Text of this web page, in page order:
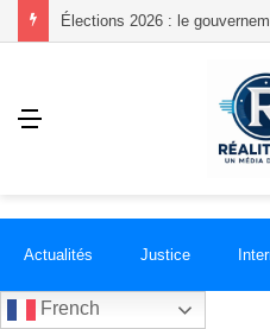
Menu
Actualités Justice
French